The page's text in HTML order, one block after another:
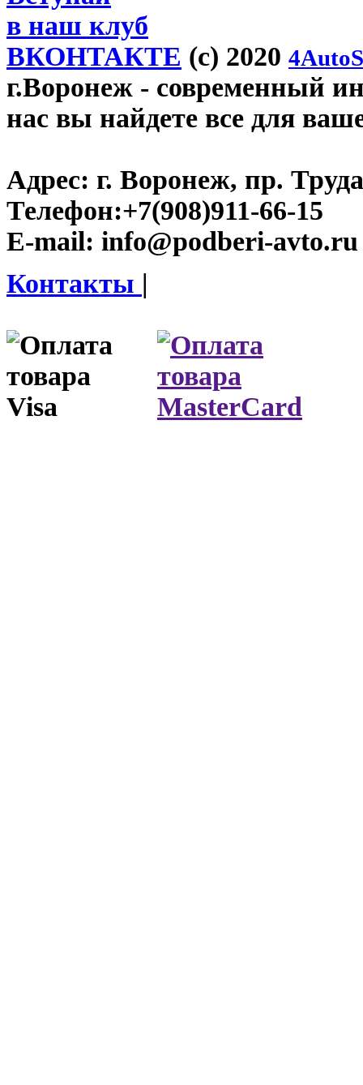
в наш клуб
ВКОНТАКТЕ (c) 2020
г.Воронеж - современный
нас вы найдете все для
Адрес: г. Воронеж, пр.
Телефон:+7(908)911-66-15
E-mail: info@podberi-avto.ru
Контакты |